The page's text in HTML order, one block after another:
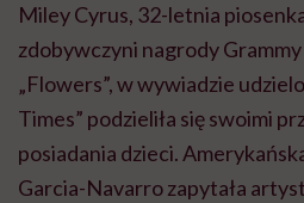
Miley Cyrus, 32-letnia
zdobywczyni nagrody
„Flowers”, w wywiadzie
Times” podzieliła się swoimi
posiadania dzieci.
Garcia-Navarro zapytała